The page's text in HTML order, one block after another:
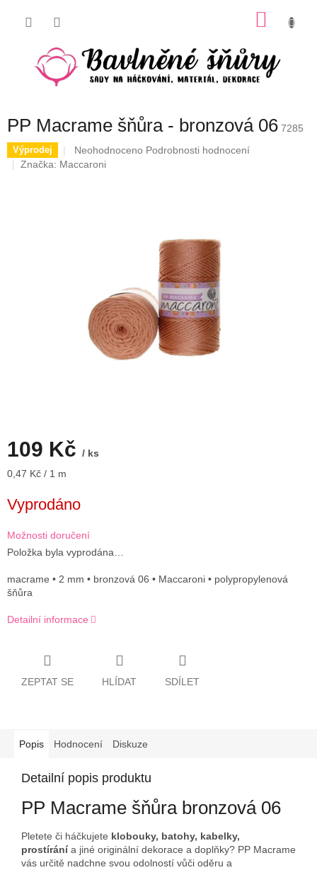
PP Macrame šňůra - bronzová 06 7285
Výprodej
Průměrné
hodnocení
Neohodnoceno Podrobnosti hodnocení
Značka: Maccaroni
109 Kč / ks
Měrná
0,47 Kč / 1 m
Vyprodáno
Možnosti doručení
Položka byla vyprodána…
macrame • 2 mm • bronzová 06 • Maccaroni • polypropylenová
šňůra
Detailní informace
ZEPTAT SE HLÍDAT SDÍLET
Popis Hodnocení Diskuze
Detailní popis produktu
PP Macrame šňůra bronzová 06
Pletete či háčkujete klobouky, batohy, kabelky,
prostírání a jiné originální dekorace a doplňky? PP Macrame
vás určitě nadchne svou odolností vůči oděru a